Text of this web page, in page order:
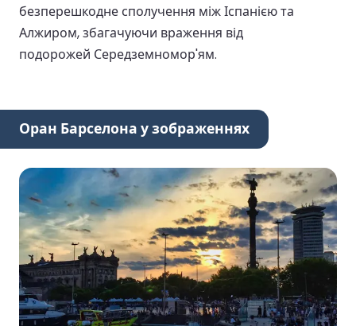
безперешкодне сполучення між Іспанією та
Алжиром, збагачуючи враження від
подорожей Середземномор'ям.
Оран Барселона у зображеннях